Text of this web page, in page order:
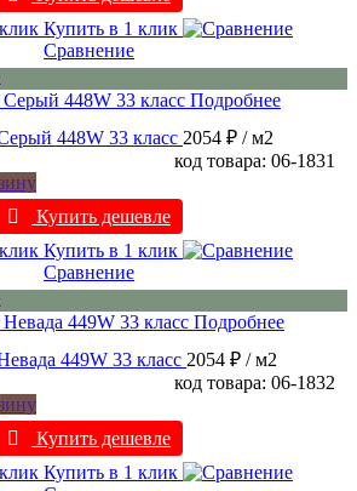
Купить в 1 клик
Сравнение
Подробнее
448W 33 класс 2054 ₽ / м2
код товара: 06-1831
Купить дешевле
Купить в 1 клик
Сравнение
Подробнее
449W 33 класс 2054 ₽ / м2
код товара: 06-1832
Купить дешевле
Купить в 1 клик